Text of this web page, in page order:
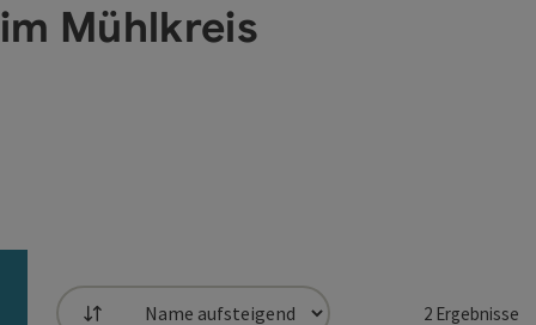
Mühlkreis
2Ergebnisse